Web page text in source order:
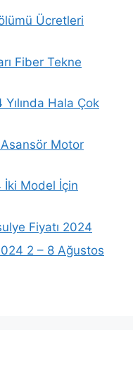
Ücretleri
Fiber Tekne
Hala Çok
Motor
İki Model İçin
Fiyatı 2024
2 – 8 Ağustos